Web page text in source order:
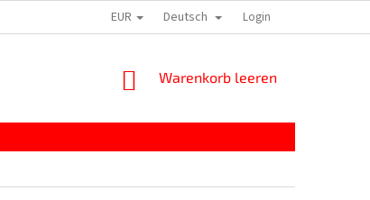
EUR Deutsch Login
WARENKORB
Warenkorb leeren